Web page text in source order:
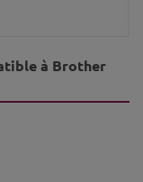
à Brother